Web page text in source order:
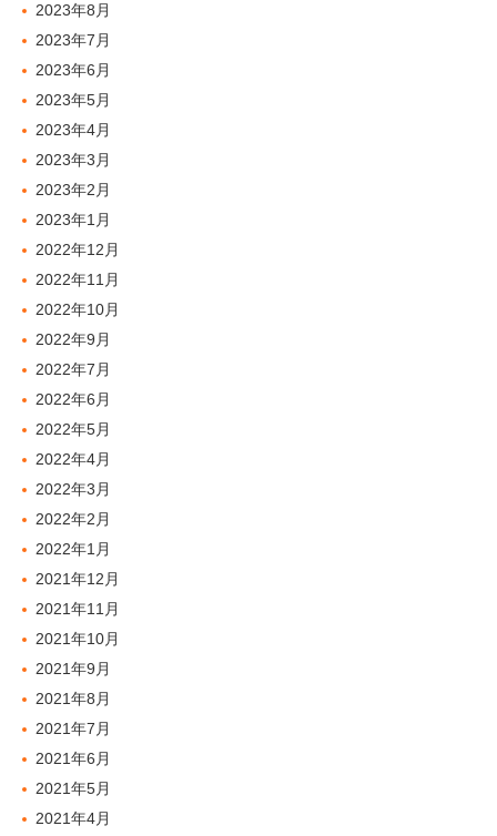
2023年8月
2023年7月
2023年6月
2023年5月
2023年4月
2023年3月
2023年2月
2023年1月
2022年12月
2022年11月
2022年10月
2022年9月
2022年7月
2022年6月
2022年5月
2022年4月
2022年3月
2022年2月
2022年1月
2021年12月
2021年11月
2021年10月
2021年9月
2021年8月
2021年7月
2021年6月
2021年5月
2021年4月